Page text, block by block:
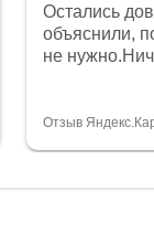
Остались
объяснили,
не
огромное
Отзыв